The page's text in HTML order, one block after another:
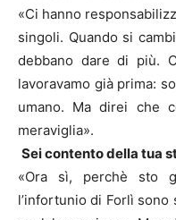
«Ci hanno
singoli. Quando si
debbano dare di più.
lavoravamo già prima:
umano. Ma direi che
meraviglia».
Sei contento della tua
«Ora sì, perchè sto
l’infortunio di Forlì